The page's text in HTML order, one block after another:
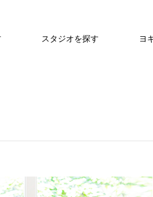
スタジオを探す ヨ